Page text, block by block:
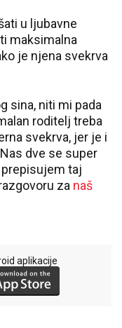
u ljubavne
maksimalna
je njena svekrva
sina, niti mi pada
roditelj treba
svekrva, jer je i
dve se super
taj
za naš
aplikacije